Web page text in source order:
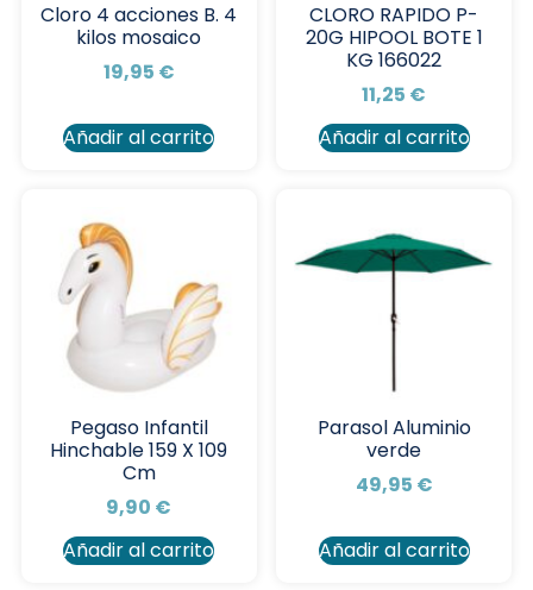
Cloro 4 acciones B. 4
kilos mosaico
19,95 €
Añadir al carrito
CLORO RAPIDO P-
20G HIPOOL BOTE 1
KG 166022
11,25 €
Añadir al carrito
Pegaso Infantil
Hinchable 159 X 109
Cm
9,90 €
Añadir al carrito
Parasol Aluminio
verde
49,95 €
Añadir al carrito